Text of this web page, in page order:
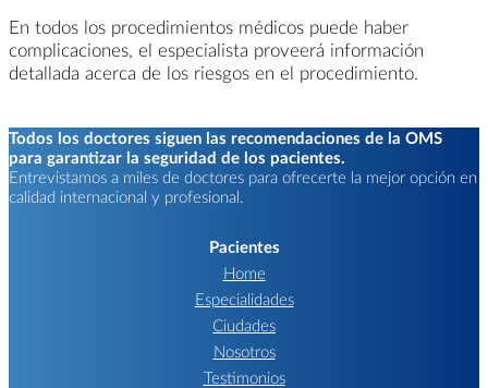
En todos los procedimientos médicos puede haber
complicaciones, el especialista proveerá información
detallada acerca de los riesgos en el procedimiento.
Todos los doctores siguen las recomendaciones de la OMS
para garantizar la seguridad de los pacientes.
Entrevistamos a miles de doctores para ofrecerte la mejor opción en
calidad internacional y profesional.
Pacientes
Home
Especialidades
Ciudades
Nosotros
Testimonios